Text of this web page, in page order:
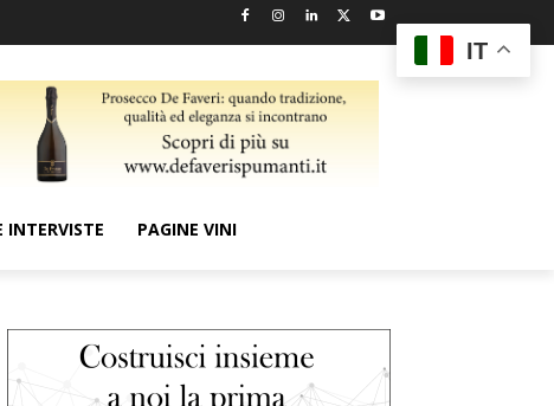
INTERVISTE PAGINE VINI
IT